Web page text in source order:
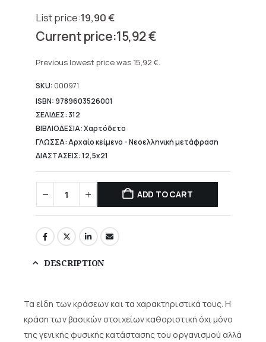
19,90€
Original
price
19,90 €.
15,92€
price
15,92 €.
Previous lowest price was 15,92 €.
SKU: 000971
ISBN: 9789603526001
ΣΕΛΙΔΕΣ: 312
ΒΙΒΛΙΟΔΕΣΙΑ: Χαρτόδετο
ΓΛΩΣΣΑ: Αρχαίο κείμενο - Νεοελληνική μετάφραση
ΔΙΑΣΤΑΣΕΙΣ: 12,5x21
ADD TO CART
DESCRIPTION
Τα είδη των κράσεων και τα χαρακτηριστικά τους. Η
κράση των βασικών στοιχείων καθοριστική όχι μόνο
της γενικής φυσικής κατάστασης του οργανισμού αλλά